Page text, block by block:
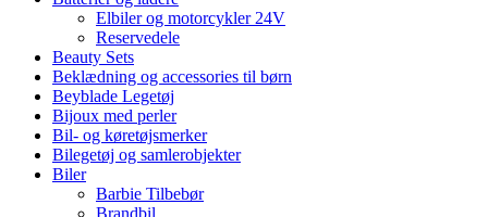
Elbiler og motorcykler 24V
Reservedele
Beauty Sets
Beklædning og accessories til børn
Beyblade Legetøj
Bijoux med perler
Bil- og køretøjsmerker
Bilegetøj og samlerobjekter
Biler
Barbie Tilbebør
Brandbil